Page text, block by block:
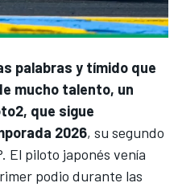
palabras y tímido que
mucho talento, un
que sigue
2026, su segundo
El piloto japonés venía
podio durante las